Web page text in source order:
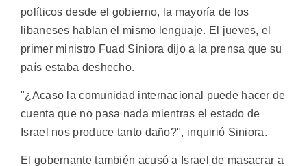
políticos desde el gobierno, la mayoría de los
libaneses hablan el mismo lenguaje. El jueves, el
primer ministro Fuad Siniora dijo a la prensa que su
país estaba deshecho.
"¿Acaso la comunidad internacional puede hacer de
cuenta que no pasa nada mientras el estado de
Israel nos produce tanto daño?", inquirió Siniora.
El gobernante también acusó a Israel de masacrar a